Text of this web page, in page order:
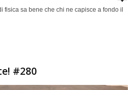
fisica sa bene che chi ne capisce a fondo il
#280